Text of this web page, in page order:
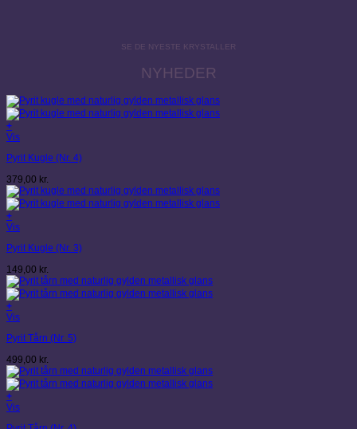
SE DE NYESTE KRYSTALLER
NYHEDER
+
Vis
Pyrit Kugle (Nr. 4)
379,00 kr.
+
Vis
Pyrit Kugle (Nr. 3)
149,00 kr.
+
Vis
Pyrit Tårn (Nr. 5)
499,00 kr.
+
Vis